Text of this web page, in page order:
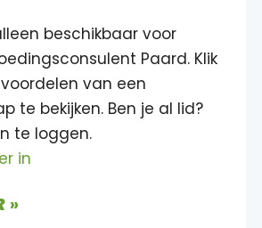
beschikbaar voor
Paard. Klik
van een
te bekijken. Ben je al lid?
te loggen.
in
»